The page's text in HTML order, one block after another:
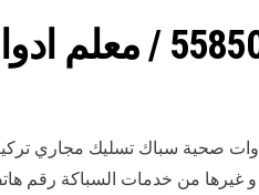
صحية سباك تسليك مجاري تركيب